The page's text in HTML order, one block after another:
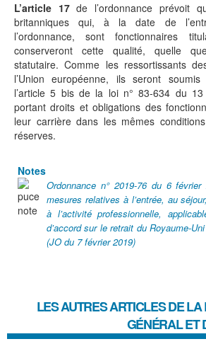
L’article 17de l’ordonnance prévoit
britanniques qui, à la date de
l’ordonnance, sont fonctionnaires
conserveront cette qualité, quelle
statutaire. Comme les ressortissants
l’Union européenne, ils seront
l’article 5 bis de la loi n° 83-634 du
portant droits et obligations des
leur carrière dans les mêmes
réserves.
Notes
Ordonnance n° 2019-76 du 6
mesures relatives à l’entrée, au
à l’activité professionnelle,
d’accord sur le retrait du Royaume-
(JO du 7 février 2019)
LES AUTRES ARTICLES DE
GÉNÉRAL ET